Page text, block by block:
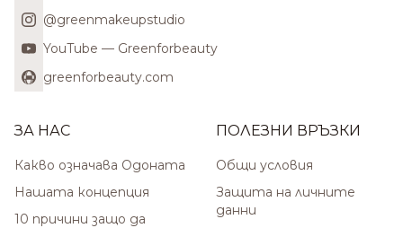
@greenmakeupstudio
YouTube — Greenforbeauty
greenforbeauty.com
ЗА НАС
Какво означава Одоната
Нашата концепция
10 причини защо да
ПОЛЕЗНИ ВРЪЗКИ
Общи условия
Защита на личните
данни